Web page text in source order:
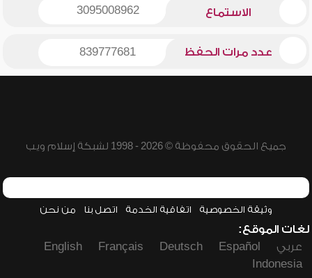
الاستماع 3095008962
عدد مرات الحفظ 839777681
جميع الحقوق محفوظة © 2026 - 1998 لشبكة إسلام ويب
وثيقة الخصوصية اتفاقية الخدمة اتصل بنا من نحن
لغات الموقع:
عربي
Español
Deutsch
Français
English
Indonesia